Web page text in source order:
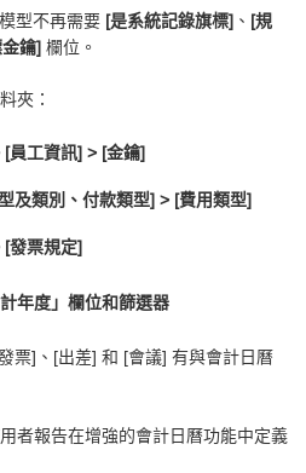
型不再需要 [是系統記錄旗標] 、 [規
鑰] 欄位。
夾：
員工資訊] > [金鑰]
及類別、付款類型] > [費用類型]
[發票規定]
年度」欄位和篩選器
票]、[出差] 和 [會議] 有與會計日曆
者報告在增強的會計日曆功能中定義